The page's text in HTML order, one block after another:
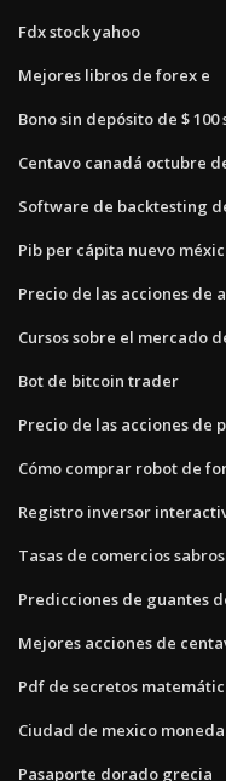
Fdx stock yahoo
Mejores libros de forex e
Bono sin depósito de $
Centavo canadá octubre
Software de backtesting
Pib per cápita nuevo
Precio de las acciones de
Cursos sobre el mercado
Bot de bitcoin trader
Precio de las acciones de
Cómo comprar robot de
Registro inversor
Tasas de comercios
Predicciones de guantes
Mejores acciones de
Pdf de secretos
Ciudad de mexico
Pasaporte dorado grecia